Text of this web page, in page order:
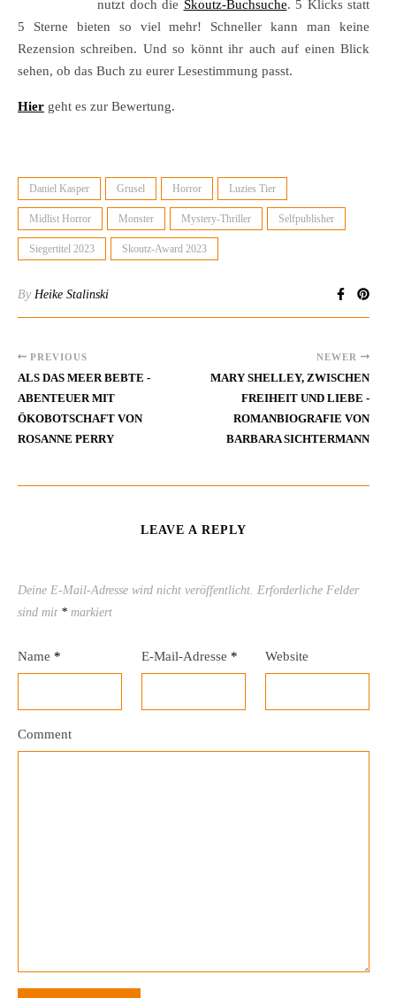
nutzt doch die Skoutz-Buchsuche. 5 Klicks statt
5 Sterne bieten so viel mehr! Schneller kann man keine
Rezension schreiben. Und so könnt ihr auch auf einen Blick
sehen, ob das Buch zu eurer Lesestimmung passt.
Hier geht es zur Bewertung.
Daniel Kasper Grusel Horror Luzies Tier
Midlist Horror Monster Mystery-Thriller Selfpublisher
Siegertitel 2023 Skoutz-Award 2023
By Heike Stalinski
PREVIOUS
ALS DAS MEER BEBTE -
ABENTEUER MIT
ÖKOBOTSCHAFT VON
ROSANNE PERRY
NEWER
MARY SHELLEY, ZWISCHEN
FREIHEIT UND LIEBE -
ROMANBIOGRAFIE VON
BARBARA SICHTERMANN
LEAVE A REPLY
Deine E-Mail-Adresse wird nicht veröffentlicht. Erforderliche Felder
sind mit * markiert
Name * E-Mail-Adresse * Website
Comment